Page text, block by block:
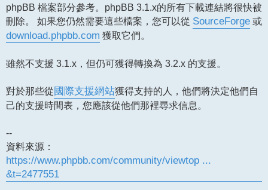
phpBB 檔案部分參考。phpBB 3.1.x的所有下載連結將很快被
刪除。 如果您仍然需要這些檔案，您可以從 SourceForge 或
download.phpbb.com 獲取它們。
雖然不支援 3.1.x，但仍可獲得轉換為 3.2.x 的支援。
對於那些從 國際支援網站獲得支持的人，他們將決定他們自
己的支援時間表，您應該從他們那裡尋求信息。
--
資料來源：
https://www.phpbb.com/community/viewtop ...
&t=2477551